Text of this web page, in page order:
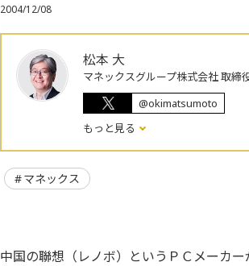
2004/12/08
松本 大
マネックスグループ株式会社 取締
@okimatsumoto
もっと見る
マネックス
中国の聯想（レノボ）というＰＣメーカ